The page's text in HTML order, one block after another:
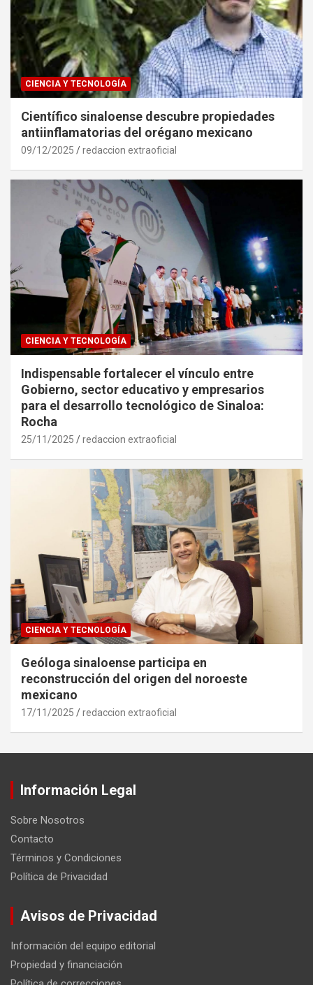
CIENCIA Y TECNOLOGÍA
Científico sinaloense descubre propiedades
antiinflamatorias del orégano mexicano
09/12/2025 redaccion extraoficial
CIENCIA Y TECNOLOGÍA
Indispensable fortalecer el vínculo entre
Gobierno, sector educativo y empresarios
para el desarrollo tecnológico de Sinaloa:
Rocha
25/11/2025 redaccion extraoficial
CIENCIA Y TECNOLOGÍA
Geóloga sinaloense participa en
reconstrucción del origen del noroeste
mexicano
17/11/2025 redaccion extraoficial
Información Legal
Sobre Nosotros
Contacto
Términos y Condiciones
Política de Privacidad
Avisos de Privacidad
Información del equipo editorial
Propiedad y financiación